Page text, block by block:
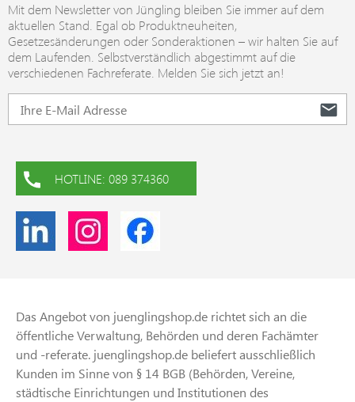
Mit dem Newsletter von Jüngling bleiben Sie immer auf dem
aktuellen Stand. Egal ob Produktneuheiten,
Gesetzesänderungen oder Sonderaktionen – wir halten Sie auf
dem Laufenden. Selbstverständlich abgestimmt auf die
verschiedenen Fachreferate. Melden Sie sich jetzt an!
HOTLINE: 089 374360
Das Angebot von juenglingshop.de richtet sich an die
öffentliche Verwaltung, Behörden und deren Fachämter
und -referate. juenglingshop.de beliefert ausschließlich
Kunden im Sinne von § 14 BGB (Behörden, Vereine,
städtische Einrichtungen und Institutionen des